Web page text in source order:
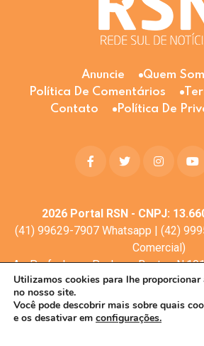
Anuncie
Quem
Política De Comentários
Contato
Política De
2026Portal RSN - CNPJ:
(41) 99629-7907 Whatsapp | (42)
Comercial)
Av. Profa. Laura Pacheco Bastos
dos Lagos, Guarapuava -
© Todos os direitos
Utilizamos cookies para lhe proporcionar
no nosso site.
Você pode descobrir mais sobre quais
e os desativar em configurações.